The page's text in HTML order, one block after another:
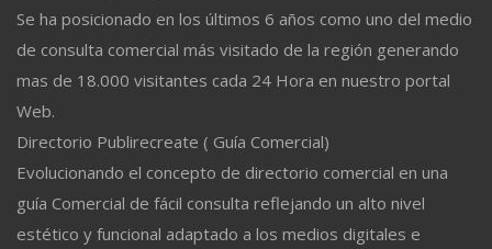
Se ha posicionado en los últimos 6 años como uno del medio
de consulta comercial más visitado de la región generando
mas de 18.000 visitantes cada 24 Hora en nuestro portal
Web.
Directorio Publirecreate ( Guía Comercial)
Evolucionando el concepto de directorio comercial en una
guía Comercial de fácil consulta reflejando un alto nivel
estético y funcional adaptado a los medios digitales e